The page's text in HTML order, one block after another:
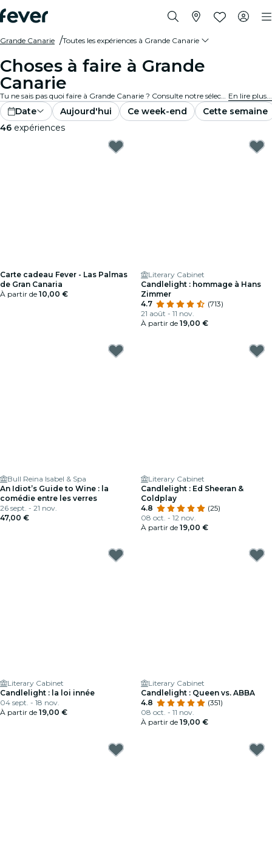
Grande Canarie Toutes les expériences à Grande Canarie
Choses à faire à Grande
Canarie
Tu ne sais pas quoi faire à Grande Canarie ? Consulte notre sélection et découvre les meilleures expériences et activités actuellement disponibles dans la ville. En lire plus...
Date Aujourd'hui Ce week-end
Cette semaine
46 expériences
Carte cadeau Fever - Las Palmas
de Gran Canaria
À partir de 10,00 €
Literary Cabinet
Candlelight : hommage à Hans
Zimmer
4.7
(713)
21 août - 11 nov.
À partir de 19,00 €
Bull Reina Isabel & Spa
An Idiot’s Guide to Wine : la
comédie entre les verres
26 sept. - 21 nov.
47,00 €
Literary Cabinet
Candlelight : Ed Sheeran &
Coldplay
4.8
(25)
08 oct. - 12 nov.
À partir de 19,00 €
Literary Cabinet
Candlelight : la loi innée
04 sept. - 18 nov.
À partir de 19,00 €
Literary Cabinet
Candlelight : Queen vs. ABBA
4.8
(351)
08 oct. - 11 nov.
À partir de 19,00 €